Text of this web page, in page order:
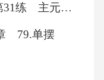
，应向乙方支付
任报酬的（具
高中数学 加练 专题3 第31练 主元变换
79.单摆